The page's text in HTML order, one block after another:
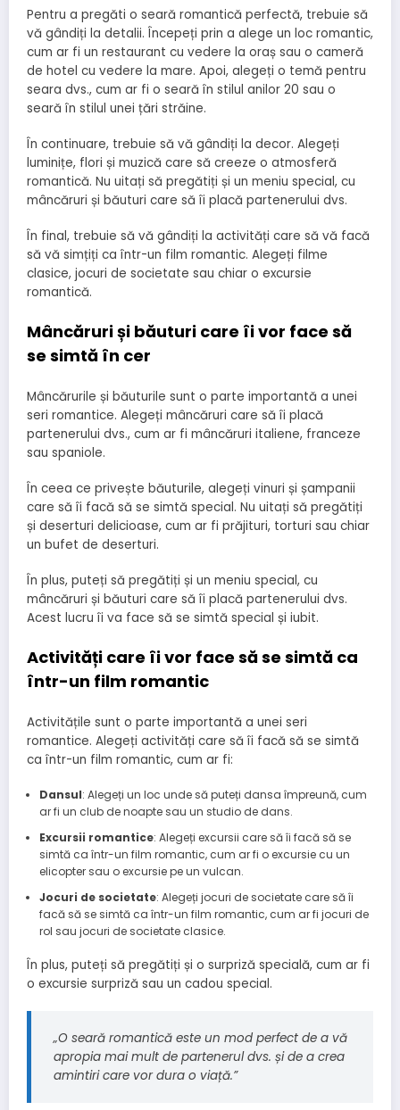
Pentru a pregăti o seară romantică perfectă, trebuie să
vă gândiți la detalii. Începeți prin a alege un loc romantic,
cum ar fi un restaurant cu vedere la oraș sau o cameră
de hotel cu vedere la mare. Apoi, alegeți o temă pentru
seara dvs., cum ar fi o seară în stilul anilor 20 sau o
seară în stilul unei țări străine.
În continuare, trebuie să vă gândiți la decor. Alegeți
luminițe, flori și muzică care să creeze o atmosferă
romantică. Nu uitați să pregătiți și un meniu special, cu
mâncăruri și băuturi care să îi placă partenerului dvs.
În final, trebuie să vă gândiți la activități care să vă facă
să vă simțiți ca într-un film romantic. Alegeți filme
clasice, jocuri de societate sau chiar o excursie
romantică.
Mâncăruri și băuturi care îi vor face să
se simtă în cer
Mâncărurile și băuturile sunt o parte importantă a unei
seri romantice. Alegeți mâncăruri care să îi placă
partenerului dvs., cum ar fi mâncăruri italiene, franceze
sau spaniole.
În ceea ce privește băuturile, alegeți vinuri și șampanii
care să îi facă să se simtă special. Nu uitați să pregătiți
și deserturi delicioase, cum ar fi prăjituri, torturi sau chiar
un bufet de deserturi.
În plus, puteți să pregătiți și un meniu special, cu
mâncăruri și băuturi care să îi placă partenerului dvs.
Acest lucru îi va face să se simtă special și iubit.
Activități care îi vor face să se simtă ca
într-un film romantic
Activitățile sunt o parte importantă a unei seri
romantice. Alegeți activități care să îi facă să se simtă
ca într-un film romantic, cum ar fi:
Dansul: Alegeți un loc unde să puteți dansa împreună, cum
ar fi un club de noapte sau un studio de dans.
Excursii romantice: Alegeți excursii care să îi facă să se
simtă ca într-un film romantic, cum ar fi o excursie cu un
elicopter sau o excursie pe un vulcan.
Jocuri de societate: Alegeți jocuri de societate care să îi
facă să se simtă ca într-un film romantic, cum ar fi jocuri de
rol sau jocuri de societate clasice.
În plus, puteți să pregătiți și o surpriză specială, cum ar fi
o excursie surpriză sau un cadou special.
„O seară romantică este un mod perfect de a vă
apropia mai mult de partenerul dvs. și de a crea
amintiri care vor dura o viață.”